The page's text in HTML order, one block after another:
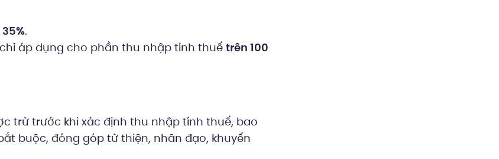
35%.
áp dụng cho phần thu nhập tính thuếtrên 100
trừ trước khi xác định thu nhập tính thuế, bao
buộc, đóng góp từ thiện, nhân đạo, khuyến